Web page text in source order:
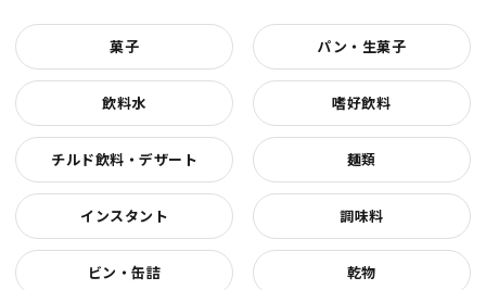
菓子 パン・生菓子
飲料水 嗜好飲料
チルド飲料・デザート 麺類
インスタント 調味料
ビン・缶詰 乾物